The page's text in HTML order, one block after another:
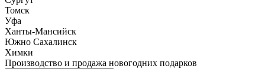
Томск
Уфа
Ханты-Мансийск
Южно Сахалинск
Химки
Производство и продажа новогодних подарков